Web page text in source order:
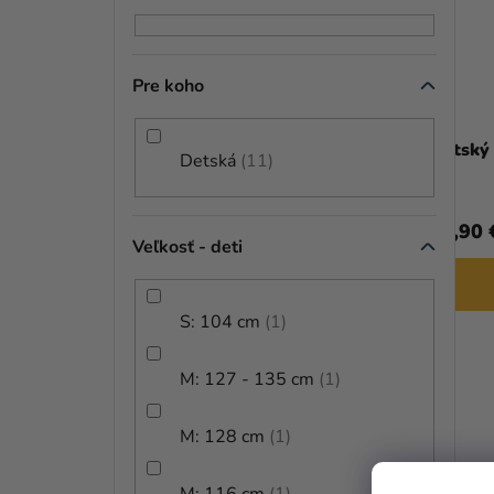
Pre koho
Detská 11
Veľkosť - deti
S: 104 cm 1
M: 127 - 135 cm 1
M: 128 cm 1
Detský kostým - Kapitán Marvel
29,29 € (–12 %)
DETAIL
29,90